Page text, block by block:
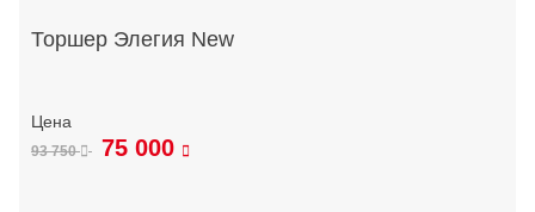
Торшер Элегия New
93 750 75 000